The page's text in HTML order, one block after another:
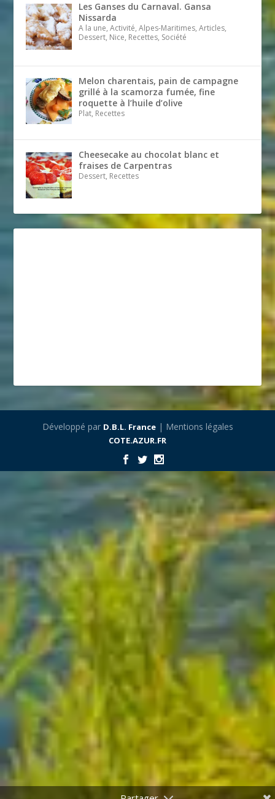
Les Ganses du Carnaval. Gansa
Nissarda
A la une, Activité, Alpes-Maritimes, Articles,
Dessert, Nice, Recettes, Société
Melon charentais, pain de campagne
grillé à la scamorza fumée, fine
roquette à l’huile d’olive
Plat, Recettes
Cheesecake au chocolat blanc et
fraises de Carpentras
Dessert, Recettes
Développé par D.B.L. France| Mentions légales
COTE.AZUR.FR